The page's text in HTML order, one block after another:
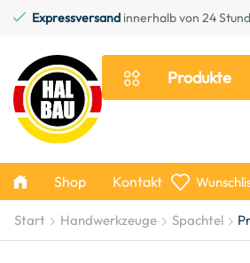
Expressversand innerhalb von 24
Produkte
Shop Kontakt
Start Handwerkzeuge Spachtel